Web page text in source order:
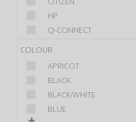
HP
Q-CONNECT
COLOUR
APRICOT
BLACK
BLACK/WHITE
BLUE